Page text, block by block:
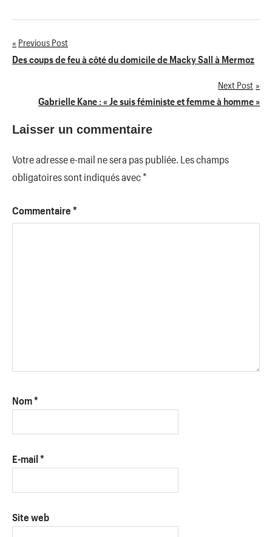
Navigation
l’article
Previous Post
Des coups de feu à côté du domicile de Macky Sall à Mermoz
Next Post
Gabrielle Kane : « Je suis féministe et femme à homme »
Laisser un commentaire
Votre adresse e-mail ne sera pas publiée. Les champs
obligatoires sont indiqués avec*
Commentaire *
Nom*
E-mail *
Site web